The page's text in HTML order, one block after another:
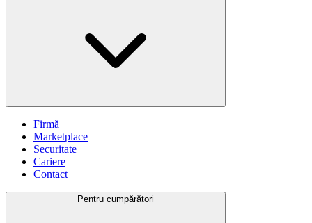
Firmă
Marketplace
Securitate
Cariere
Contact
Pentru cumpărători